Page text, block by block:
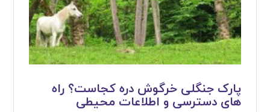
پارک جنگلی خرگوش دره کجاست؟ راه
های دسترسی و اطلاعات محیطی